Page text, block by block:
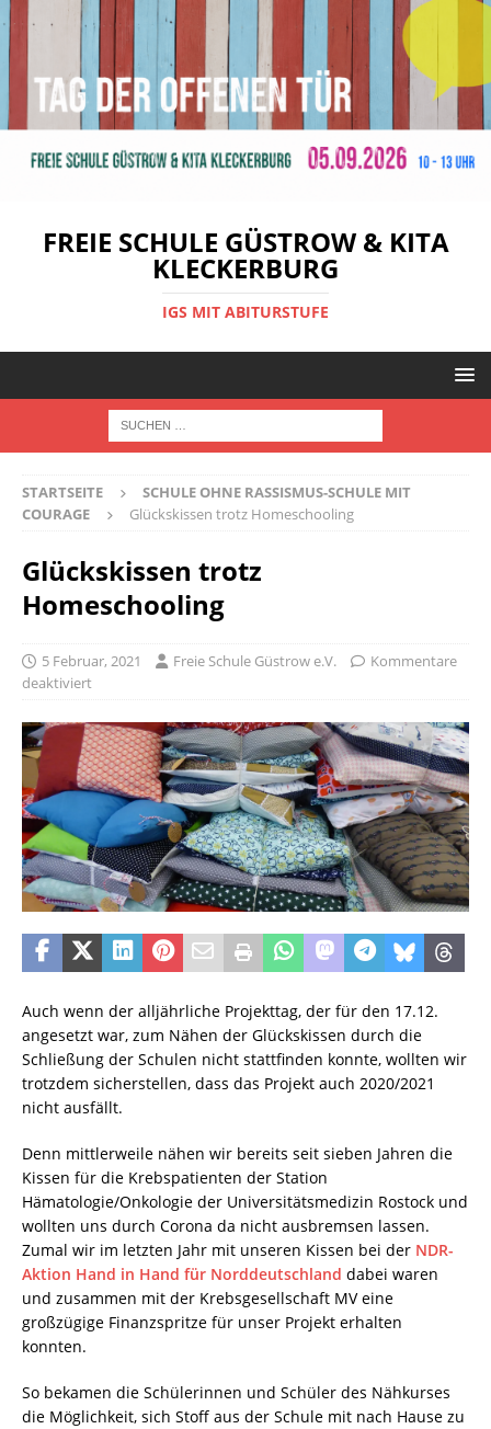
FREIE SCHULE GÜSTROW & KITA
KLECKERBURG
IGS MIT ABITURSTUFE
STARTSEITE
SCHULE OHNE RASSISMUS-SCHULE MIT
COURAGE
Glückskissen trotz Homeschooling
Glückskissen trotz
Homeschooling
5 Februar, 2021 Freie Schule Güstrow e.V.
Kommentare
deaktiviert
Auch wenn der alljährliche Projekttag, der für den 17.12.
angesetzt war, zum Nähen der Glückskissen durch die
Schließung der Schulen nicht stattfinden konnte, wollten wir
trotzdem sicherstellen, dass das Projekt auch 2020/2021
nicht ausfällt.
Denn mittlerweile nähen wir bereits seit sieben Jahren die
Kissen für die Krebspatienten der Station
Hämatologie/Onkologie der Universitätsmedizin Rostock und
wollten uns durch Corona da nicht ausbremsen lassen.
Zumal wir im letzten Jahr mit unseren Kissen bei der NDR-
Aktion Hand in Hand für Norddeutschland dabei waren
und zusammen mit der Krebsgesellschaft MV eine
großzügige Finanzspritze für unser Projekt erhalten
konnten.
So bekamen die Schülerinnen und Schüler des Nähkurses
die Möglichkeit, sich Stoff aus der Schule mit nach Hause zu